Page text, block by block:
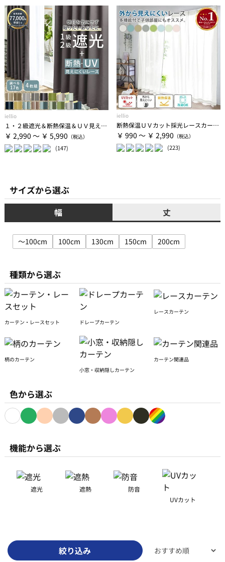
iellio
１・２級遮光＆断熱保温＆ＵＶ見えにくいレース付カーテンセット＜４枚組・遮光１級・洗える・無地＞
￥ 2,990 ～ ￥ 5,990
(147)
iellio
断熱保温ＵＶカット採光レースカーテン２枚組＜夜も見えにくい・透けにくい・省エネ節電＞
￥ 990 ～ ￥ 2,990
(223)
サイズから選ぶ
幅 丈
～100cm 100cm 130cm 150cm 200cm
種類から選ぶ
カーテン・レースセット ドレープカーテン
レースカーテン
柄のカーテン
小窓・収納隠しカーテン
カーテン関連品
色から選ぶ
機能から選ぶ
遮光 遮熱
防音
UVカット
絞り込み